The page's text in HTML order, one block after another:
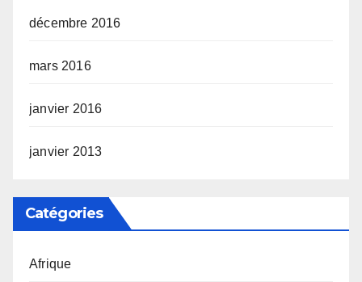
décembre 2016
mars 2016
janvier 2016
janvier 2013
Catégories
Afrique